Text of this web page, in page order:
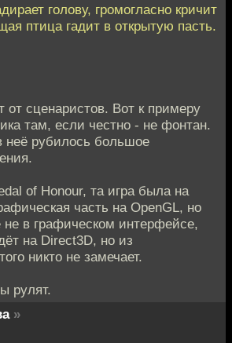
голову, громогласно кричит
птица гадит в открытую пасть.
от сценаристов. Вот к примеру
там, если честно - не фонтан.
неё рубилось большое
of Honour, та игра была на
часть на OpenGL, но
не в графическом интерфейсе,
на Direct3D, но из
никто не замечает.
рулят.
»